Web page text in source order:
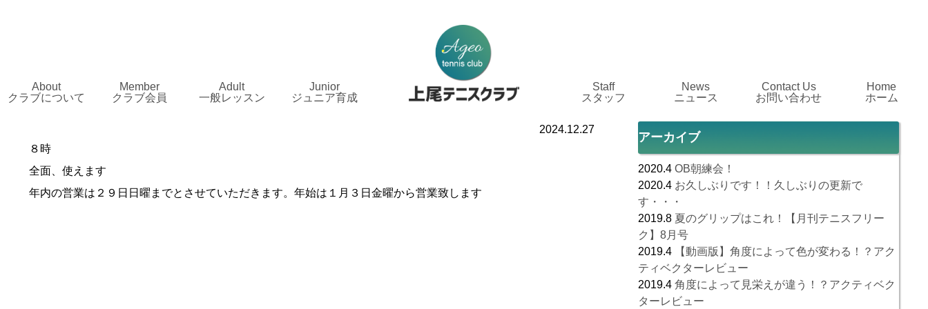
About
クラブについて
Member
クラブ会員
Adult
一般レッスン
Junior
ジュニア育成
Staff
スタッフ
News
ニュース
Contact Us
お問い合わせ
Home
ホーム
2024.12.27
８時
全面、使えます
年内の営業は２９日日曜までとさせていただきます。年始は１月３日金曜から営業致します
アーカイブ
2020.4 OB朝練会！
2020.4 お久しぶりです！！久しぶりの更新で
す・・・
2019.8 夏のグリップはこれ！【月刊テニスフリー
ク】8月号
2019.4
【動画版】角度によって色が変わる！？アク
ティベクターレビュー
2019.4 角度によって見栄えが違う！？アクティベク
ターレビュー